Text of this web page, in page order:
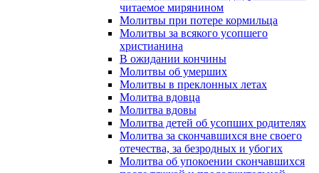
читаемое мирянином
Молитвы при потере кормильца
Молитвы за всякого усопшего
христианина
В ожидании кончины
Молитвы об умерших
Молитвы в преклонных летах
Молитва вдовца
Молитва вдовы
Молитва детей об усопших родителях
Молитва за скончавшихся вне своего
отечества, за безродных и убогих
Молитва об упокоении скончавшихся